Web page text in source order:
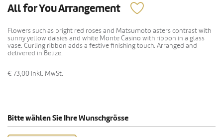
All for You Arrangement
Flowers such as bright red roses and Matsumoto asters contrast with
sunny yellow daisies and white Monte Casino with ribbon in a glass
vase. Curling ribbon adds a festive finishing touch. Arranged and
delivered in Belize.
€ 73,00 inkl. MwSt.
Bitte wählen Sie Ihre Wunschgrösse